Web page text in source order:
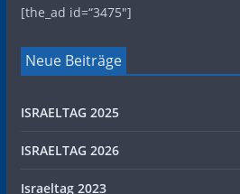
[the_ad id=“3475″]
Neue Beiträge
ISRAELTAG 2025
ISRAELTAG 2026
Israeltag 2023